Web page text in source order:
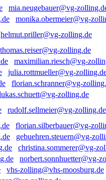
mia.neugebauer@vg-
monika.obermeier@vg-
helmut.priller@vg-zolling.de
thomas.reiser@vg-zolling.de
maximilian.riesch@vg-
julia.rottmueller@vg-
florian.schranner@vg-
zolling.de
rudolf.sellmeier@vg-zolling.de
florian.silberbauer@vg-
gebuehren.steuern@vg-
christina.sommerer@vg-
norbert.sonnhuetter@vg-
vhs-zolling@vhs-moosburg.de